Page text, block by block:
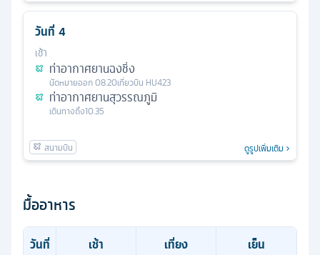
วันที่ 4
เช้า
ท่าอากาศยานฉงชิ่ง
นัดหมายออก08.20เที่ยวบิน HU423
ท่าอากาศยานสุวรรณภูมิ
เดินทางถึง10.35
ดูรูปเพิ่มเติม
มื้ออาหาร
วันที่ เช้า เที่ยง
เย็น